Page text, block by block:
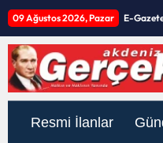
09 Ağustos 2026, Pazar E-
Resmi İlanlar